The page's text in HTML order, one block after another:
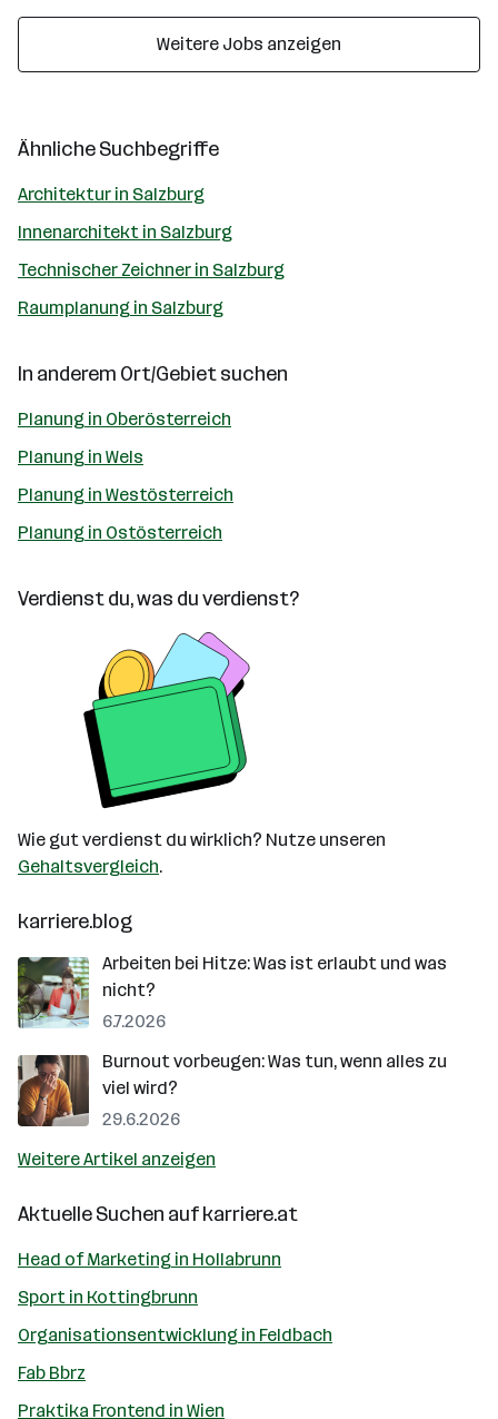
Weitere Jobs anzeigen
Ähnliche Suchbegriffe
Architektur in Salzburg
Innenarchitekt in Salzburg
Technischer Zeichner in Salzburg
Raumplanung in Salzburg
In anderem Ort/Gebiet suchen
Planung in Oberösterreich
Planung in Wels
Planung in Westösterreich
Planung in Ostösterreich
Verdienst du, was du verdienst?
Wie gut verdienst du wirklich? Nutze unseren
Gehaltsvergleich.
karriere.blog
Arbeiten bei Hitze: Was ist erlaubt und was
nicht?
6.7.2026
Burnout vorbeugen: Was tun, wenn alles zu
viel wird?
29.6.2026
Weitere Artikel anzeigen
Aktuelle Suchen aufkarriere.at
Head of Marketing in Hollabrunn
Sport in Kottingbrunn
Organisationsentwicklung in Feldbach
Fab Bbrz
Praktika Frontend in Wien